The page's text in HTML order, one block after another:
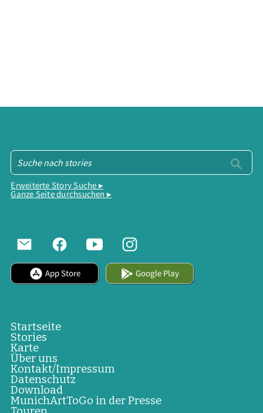
Erweiterte Story Suche ▸
Ganze Seite durchsuchen ▸
App Store Google Play
Startseite
Stories
Karte
Über uns
Kontakt/Impressum
Datenschutz
Download
MunichArtToGo in der Presse